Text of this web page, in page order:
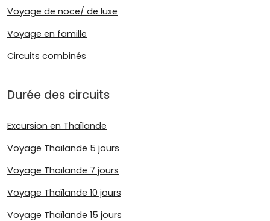
Voyage de noce/ de luxe
Voyage en famille
Circuits combinés
Durée des circuits
Excursion en Thaïlande
Voyage Thaïlande 5 jours
Voyage Thaïlande 7 jours
Voyage Thaïlande 10 jours
Voyage Thaïlande 15 jours